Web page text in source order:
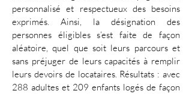
personnalisé et respectueux des besoins
exprimés. Ainsi, la désignation des
personnes éligibles s’est faite de façon
aléatoire, quel que soit leurs parcours et
sans préjuger de leurs capacités à remplir
leurs devoirs de locataires. Résultats : avec
288 adultes et 209 enfants logés de façon